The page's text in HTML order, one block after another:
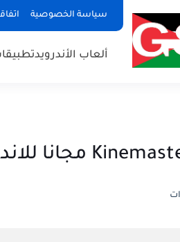
سياسة الخصوصية
ألعاب الأندرويد